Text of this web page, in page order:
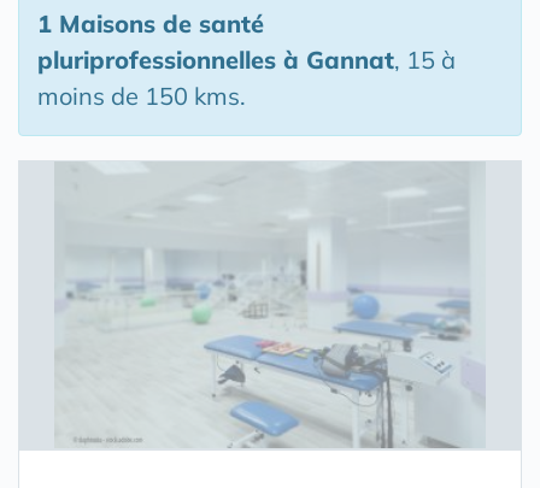
1 Maisons de santé
pluriprofessionnelles à Gannat, 15 à
moins de 150 kms.